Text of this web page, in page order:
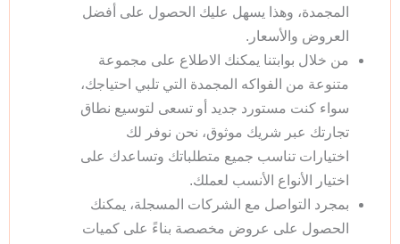
المجمدة، وهذا يسهل عليك الحصول على أفضل
العروض والأسعار.
من خلال بوابتنا يمكنك الاطلاع على مجموعة
متنوعة من الفواكه المجمدة التي تلبي احتياجك،
سواء كنت مستورد جديد أو تسعى لتوسيع نطاق
تجارتك عبر شريك موثوق، نحن نوفر لك
اختيارات تناسب جميع متطلباتك وتساعدك على
اختيار الأنواع الأنسب لعملك.
بمجرد التواصل مع الشركات المسجلة، يمكنك
الحصول على عروض مخصصة بناءً على كميات